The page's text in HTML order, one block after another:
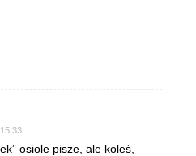
osiole pisze, ale koleś,